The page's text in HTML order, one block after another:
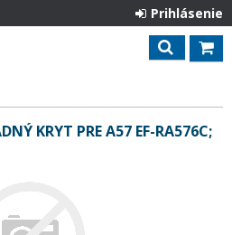
Prihlásenie
KRYT PRE A57 EF-RA576C;